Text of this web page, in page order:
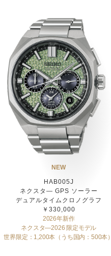
NEW
HAB005J
ネクスタ― GPS ソーラー
デュアルタイムクロノグラフ
￥330,000
2026年新作
ネクスタ―2026 限定モデル
世界限定：1,200本（うち国内：500本）